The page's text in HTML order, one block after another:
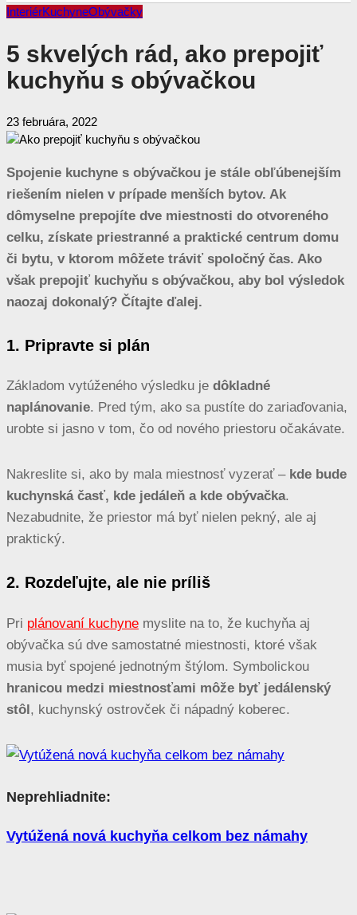
InteriérKuchyneObývačky
5 skvelých rád, ako prepojiť
kuchyňu s obývačkou
23 februára, 2022
Spojenie kuchyne s obývačkou je stále obľúbenejším
riešením nielen v prípade menších bytov. Ak
dômyselne prepojíte dve miestnosti do otvoreného
celku, získate priestranné a praktické centrum domu
či bytu, v ktorom môžete tráviť spoločný čas. Ako
však prepojiť kuchyňu s obývačkou, aby bol výsledok
naozaj dokonalý? Čítajte ďalej.
1. Pripravte si plán
Základom vytúženého výsledku je dôkladné
naplánovanie. Pred tým, ako sa pustíte do zariaďovania,
urobte si jasno v tom, čo od nového priestoru očakávate.
Nakreslite si, ako by mala miestnosť vyzerať – kde bude
kuchynská časť, kde jedáleň a kde obývačka.
Nezabudnite, že priestor má byť nielen pekný, ale aj
praktický.
2. Rozdeľujte, ale nie príliš
Pri plánovaní kuchyne myslite na to, že kuchyňa aj
obývačka sú dve samostatné miestnosti, ktoré však
musia byť spojené jednotným štýlom. Symbolickou
hranicou medzi miestnosťami môže byť jedálenský
stôl, kuchynský ostrovček či nápadný koberec.
Neprehliadnite:
Vytúžená nová kuchyňa celkom bez námahy